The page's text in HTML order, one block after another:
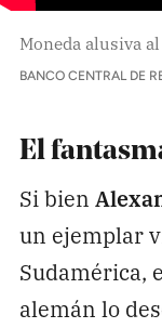
Moneda alusiva
BANCO CENTRAL DE
El
Si bien
un ejemplar
Sudamérica,
alemán lo